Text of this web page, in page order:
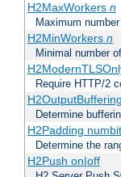
H2MaxWorkers n
Maximum
H2MinWorkers n
Minimal number
Require HTTP/2
Determine
H2Padding
Determine the
H2Push on|off